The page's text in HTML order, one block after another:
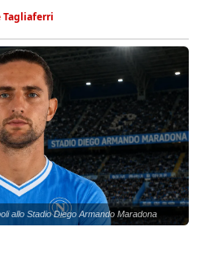
Tagliaferri
allo Stadio Diego Armando Maradona